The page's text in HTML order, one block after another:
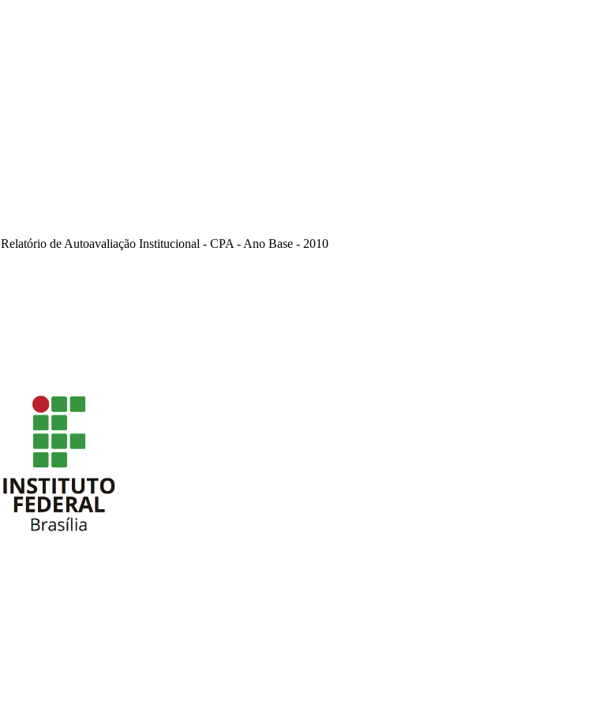
Relatório de Autoavaliação Institucional - CPA - Ano Base - 2010